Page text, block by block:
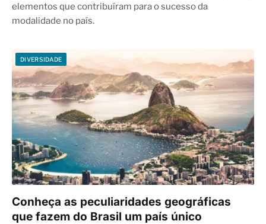
elementos que contribuíram para o sucesso da
modalidade no país.
DIVERSIDADE
Conheça as peculiaridades geográficas
que fazem do Brasil um país único